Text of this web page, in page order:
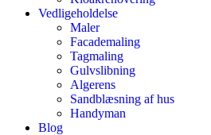
Vedligeholdelse
Maler
Facademaling
Tagmaling
Gulvslibning
Algerens
Sandblæsning af hus
Handyman
Blog